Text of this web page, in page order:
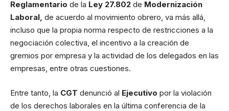
Reglamentario de la Ley 27.802 de Modernización
Laboral, de acuerdo al movimiento obrero, va más allá,
incluso que la propia norma respecto de restricciones a la
negociación colectiva, el incentivo a la creación de
gremios por empresa y la actividad de los delegados en las
empresas, entre otras cuestiones.
Entre tanto, la CGT denunció al Ejecutivo por la violación
de los derechos laborales en la última conferencia de la